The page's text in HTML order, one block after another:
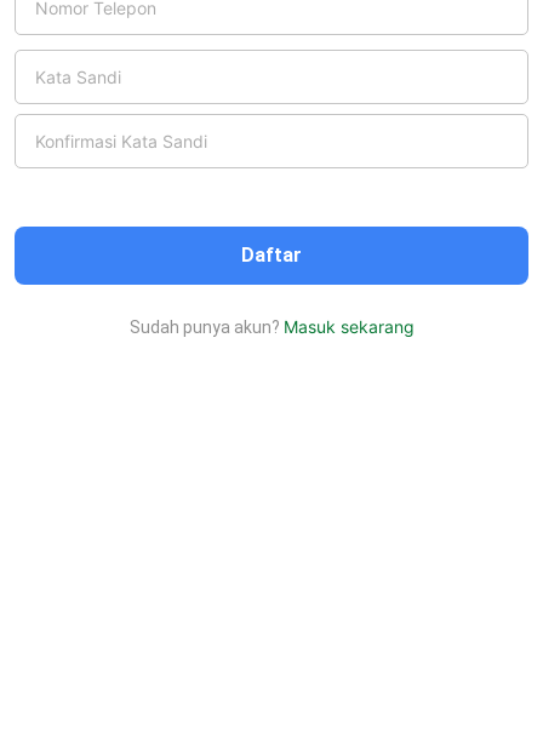
Daftar
Sudah punya akun? Masuk sekarang